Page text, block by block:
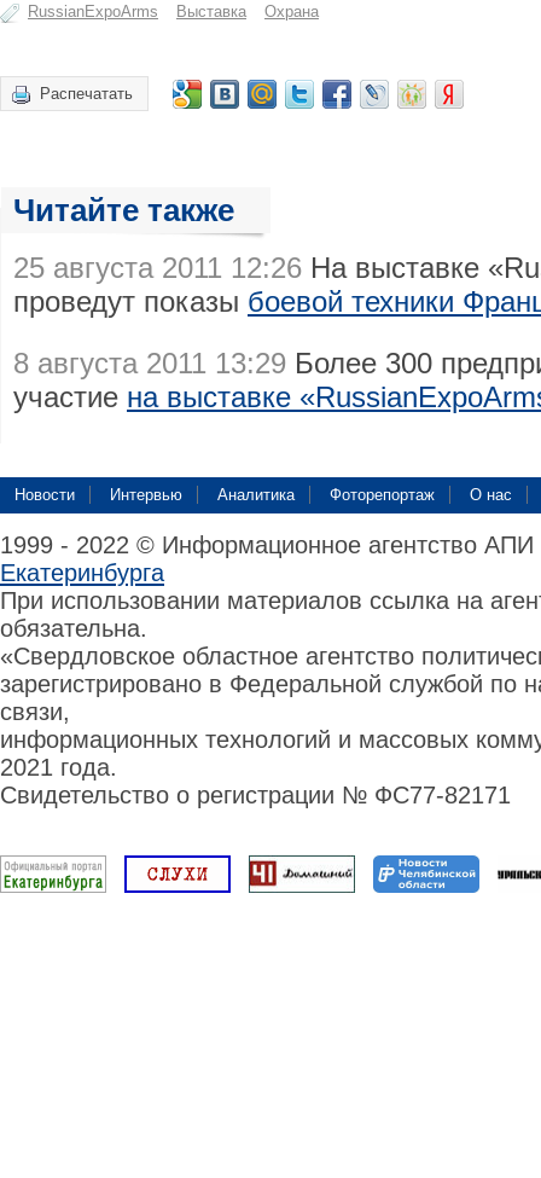
RussianExpoArms Выставка Охрана
Распечатать
Читайте также
25 августа 2011 12:26 На выставке
проведут показы боевой техники
8 августа 2011 13:29 Более 300
участие на выставке
Новости Интервью Аналитика Фоторепортаж О нас
1999 - 2022 © Информационное агентство
Екатеринбурга
При использовании материалов ссылка на
обязательна.
«Свердловское областное агентство
зарегистрировано в Федеральной службой по
связи,
информационных технологий и массовых
2021 года.
Свидетельство о регистрации № ФС77-82171